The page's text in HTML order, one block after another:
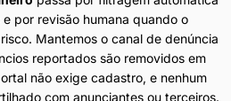
por revisão humana quando o
Mantemos o canal de denúncia
reportados são removidos em
não exige cadastro, e nenhum
com anunciantes ou terceiros.